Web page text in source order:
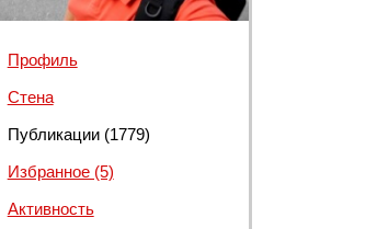
Профиль
Стена
Публикации (1779)
Избранное (5)
Активность